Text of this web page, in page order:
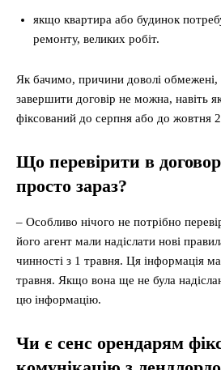
якщо квартира або будинок
ремонту, великих робіт.
Як бачимо, причини доволі обмежені,
завершити договір не можна, навіть
фіксований до серпня або до жовтня
Що перевірити в
просто зараз?
– Особливо нічого не потрібно
його агент мали надіслати нові
чинності з 1 травня. Ця інформація
травня. Якщо вона ще не була
цю інформацію.
Чи є сенс орендарям